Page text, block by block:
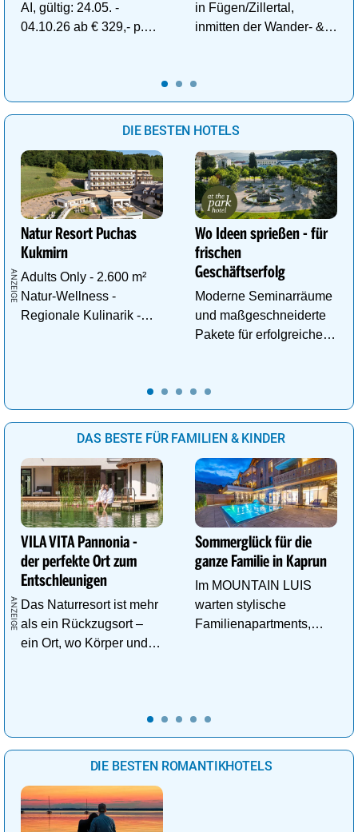
AI, gültig: 24.05. -
04.10.26 ab € 329,- p.P.
in Fügen/Zillertal,
inmitten der Wander- &
DIE BESTEN HOTELS
Natur Resort Puchas
Kukmirn
Adults Only - 2.600 m²
Natur-Wellness -
Regionale Kulinarik -
Wo Ideen sprießen - für
frischen
Geschäftserfolg
Moderne Seminarräume
und maßgeschneiderte
Pakete für erfolgreiche
DAS BESTE FÜR FAMILIEN & KINDER
VILA VITA Pannonia -
der perfekte Ort zum
Entschleunigen
Das Naturresort ist mehr
als ein Rückzugsort –
ein Ort, wo Körper und
Sommerglück für die
ganze Familie in Kaprun
Im MOUNTAIN LUIS
warten stylische
Familienapartments,
DIE BESTEN ROMANTIKHOTELS